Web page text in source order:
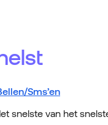
Sms’en
snelste van het